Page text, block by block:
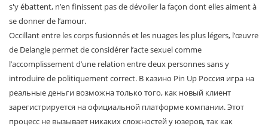
s'y ébattent, n’en finissent pas de dévoiler la façon dont elles aiment à
se donner de l’amour.
Occillant entre les corps fusionnés et les nuages les plus légers, l’œuvre
de Delangle permet de considérer l’acte sexuel comme
l’accomplissement d’une relation entre deux personnes sans y
introduire de politiquement correct. В казино Pin Up Россия игра на
реальные деньги возможна только того, как новый клиент
зарегистрируется на официальной платформе компании. Этот
процесс не вызывает никаких сложностей у юзеров, так как